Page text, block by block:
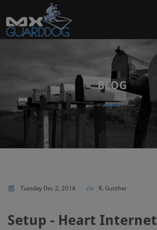
BLOG
Tuesday Dec 2, 2014 R. Gunther
Setup - Heart Internet